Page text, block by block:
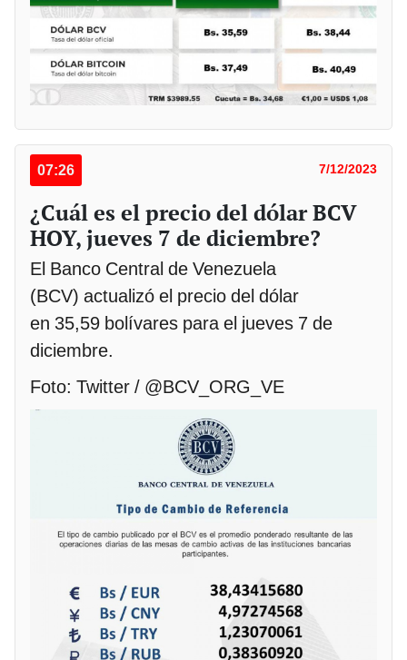
07:26 7/12/2023
¿Cuál es el precio del dólar BCV
HOY, jueves 7 de diciembre?
El Banco Central de Venezuela
(BCV) actualizó el precio del dólar
en 35,59 bolívares para el jueves 7 de
diciembre.
Foto: Twitter / @BCV_ORG_VE